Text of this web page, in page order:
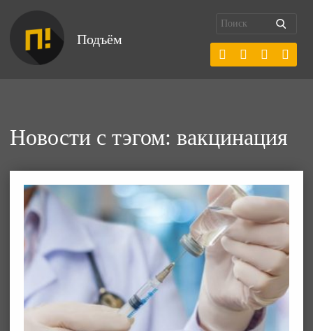
Подъём
Новости с тэгом: вакцинация